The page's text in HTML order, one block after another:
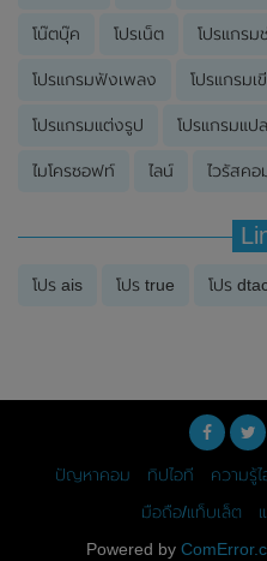
โน๊ตบุ๊ค โปรเน็ต โปรแกรม
โปรแกรมฟังเพลง โปรแกรมเ
โปรแกรมแต่งรูป โปรแกรมแป
ไมโครซอฟท์ ไลน์ ไวรัสคอ
โปร ais โปร true โปร
ปัญหาคอม ทิปไอที ความรู้
มือถือ/แท็บเล็ต
Powered by